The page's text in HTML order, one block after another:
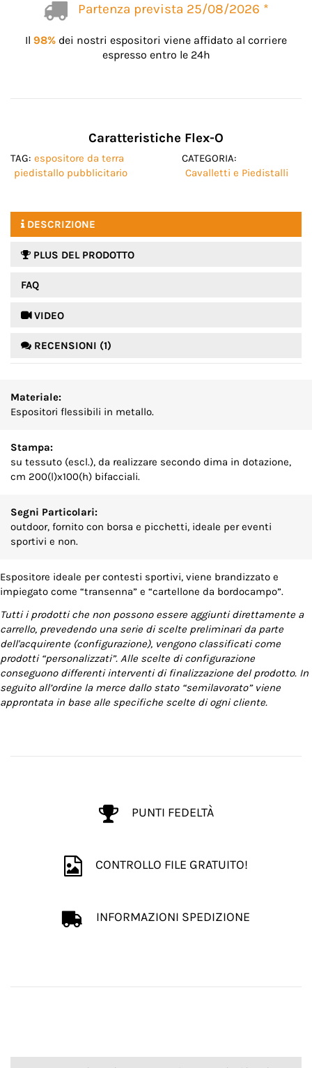
Partenza prevista 25/08/2026 *
Il 98% dei nostri espositori viene affidato al corriere
espresso entro le 24h
Caratteristiche Flex-O
TAG: espositore da terra
piedistallo pubblicitario
CATEGORIA:
Cavalletti e Piedistalli
DESCRIZIONE
PLUS DEL PRODOTTO
FAQ
 VIDEO
RECENSIONI (1)
Materiale:
Espositori flessibili in metallo.
Stampa:
su tessuto (escl.), da realizzare secondo dima in dotazione,
cm 200(l)x100(h) bifacciali.
Segni Particolari:
outdoor, fornito con borsa e picchetti, ideale per eventi
sportivi e non.
Espositore ideale per contesti sportivi, viene brandizzato e
impiegato come “transenna” e “cartellone da bordocampo”.
Tutti i prodotti che non possono essere aggiunti direttamente a
carrello, prevedendo una serie di scelte preliminari da parte
dell'acquirente (configurazione), vengono classificati come
prodotti “personalizzati”. Alle scelte di configurazione
conseguono differenti interventi di finalizzazione del prodotto. In
seguito all’ordine la merce dallo stato “semilavorato” viene
approntata in base alle specifiche scelte di ogni cliente.
PUNTI FEDELTÀ
CONTROLLO FILE GRATUITO!
INFORMAZIONI SPEDIZIONE